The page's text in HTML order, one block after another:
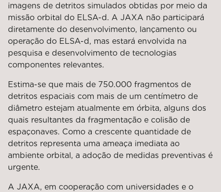
imagens de detritos simulados obtidas por meio da
missão orbital do ELSA-d. A JAXA não participará
diretamente do desenvolvimento, lançamento ou
operação do ELSA-d, mas estará envolvida na
pesquisa e desenvolvimento de tecnologias
componentes relevantes.
Estima-se que mais de 750.000 fragmentos de
detritos espaciais com mais de um centímetro de
diâmetro estejam atualmente em órbita, alguns dos
quais resultantes da fragmentação e colisão de
espaçonaves. Como a crescente quantidade de
detritos representa uma ameaça imediata ao
ambiente orbital, a adoção de medidas preventivas é
urgente.
A JAXA, em cooperação com universidades e o